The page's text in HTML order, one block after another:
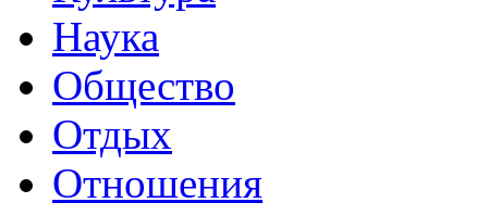
Наука
Общество
Отдых
Отношения